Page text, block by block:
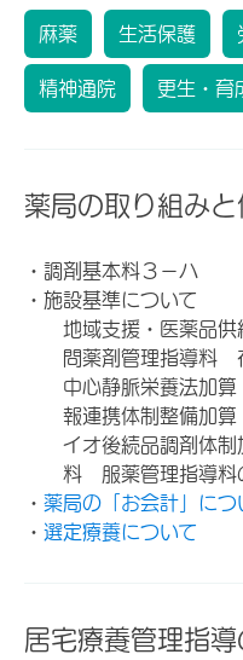
麻薬 生活保護
精神通院 更生・育
薬局の取り組みと
・調剤基本料３－ハ
・施設基準について
地域支援・医薬品
問薬剤管理指導料
中心静脈栄養法加
報連携体制整備加
イオ後続品調剤体
料 服薬管理指導料
・ 薬局の「お会計」につ
・ 選定療養について
居宅療養管理指導